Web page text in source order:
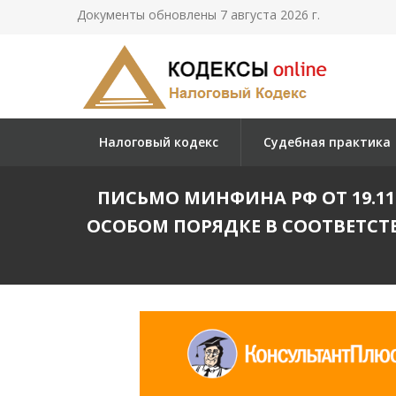
Документы обновлены 7 августа 2026 г.
Налоговый кодекс Судебная практика
ПИСЬМО МИНФИНА РФ ОТ
ОСОБОМ ПОРЯДКЕ В